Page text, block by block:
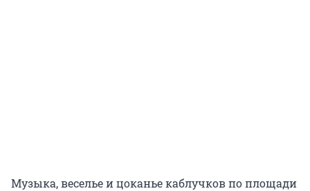
Музыка, веселье и цоканье каблучков по площади